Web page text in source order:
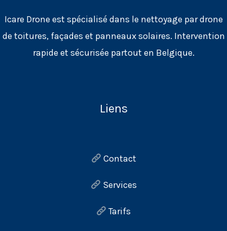
Icare Drone est spécialisé dans le nettoyage par drone
de toitures, façades et panneaux solaires. Intervention
rapide et sécurisée partout en Belgique.
Liens
Contact
Services
Tarifs